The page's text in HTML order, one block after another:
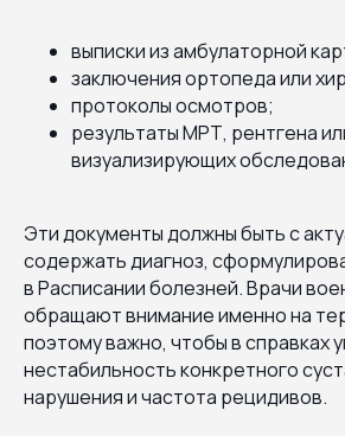
выписки из амбулаторной
заключения ортопеда или
протоколы осмотров;
результаты МРТ, рентгена
визуализирующих
Эти документы должны быть с
содержать диагноз,
в Расписании болезней. Врачи
обращают внимание именно на
поэтому важно, чтобы в справках
нестабильность конкретного
нарушения и частота рецидивов.